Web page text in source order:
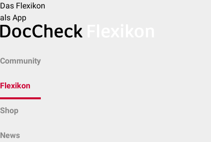
Das Flexikon
als App
Community
Flexikon
Shop
News